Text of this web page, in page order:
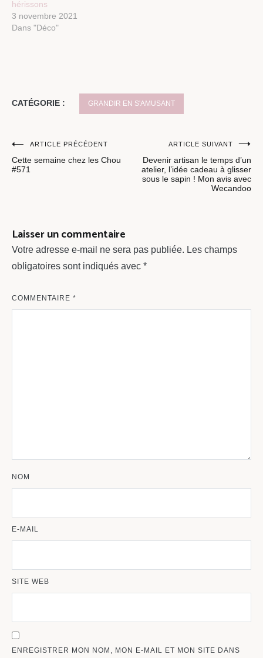
hérissons
3 novembre 2021
Dans "Déco"
CATÉGORIE : GRANDIR EN S'AMUSANT
Navigation
de
ARTICLE PRÉCÉDENT
Cette semaine chez les Chou
#571
ARTICLE SUIVANT
Devenir artisan le temps d’un
atelier, l’idée cadeau à glisser
sous le sapin ! Mon avis avec
Wecandoo
Laisser un commentaire
Votre adresse e-mail ne sera pas publiée. Les champs
obligatoires sont indiqués avec *
COMMENTAIRE *
NOM
E-MAIL
SITE WEB
ENREGISTRER MON NOM, MON E-MAIL ET MON SITE DANS